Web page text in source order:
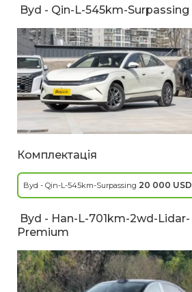
Byd - Qin-L-545km-Surpassing
Комплектація
Byd - Qin-L-545km-Surpassing 20 000 USD
Byd - Han-L-701km-2wd-Lidar-
Premium